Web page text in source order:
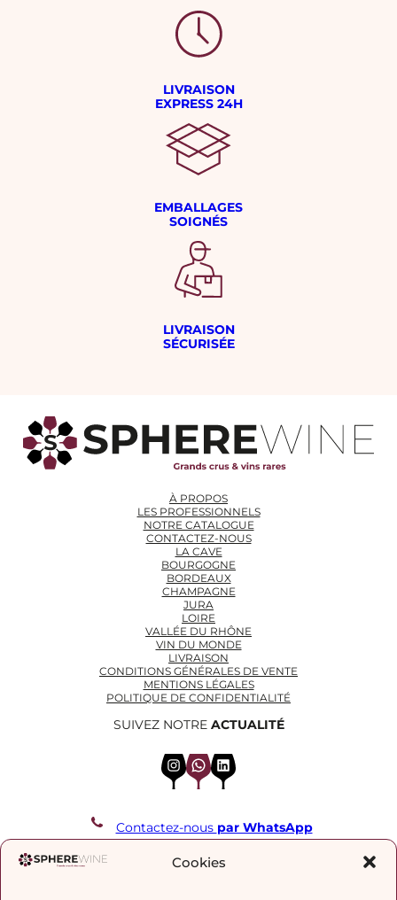
Cookies
LIVRAISON
EXPRESS 24H
EMBALLAGES
SOIGNÉS
LIVRAISON
SÉCURISÉE
À PROPOS
LES PROFESSIONNELS
NOTRE CATALOGUE
CONTACTEZ-NOUS
LA CAVE
BOURGOGNE
BORDEAUX
CHAMPAGNE
JURA
LOIRE
VALLÉE DU RHÔNE
VIN DU MONDE
LIVRAISON
CONDITIONS GÉNÉRALES DE VENTE
MENTIONS LÉGALES
POLITIQUE DE CONFIDENTIALITÉ
SUIVEZ NOTRE ACTUALITÉ
InstagramWhatsApp LinkedIn
Contactez-nous par WhatsApp
REJOIGNEZ NOTRE LISTE DE DIFFUSION